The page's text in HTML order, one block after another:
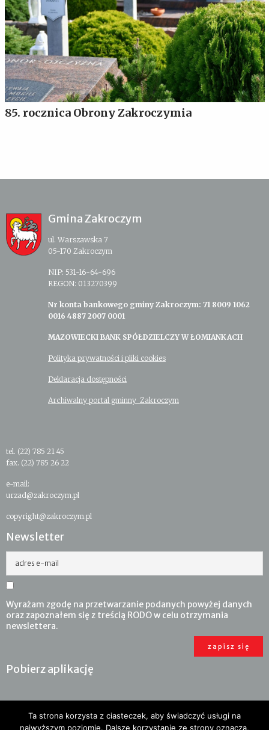
85. rocznica Obrony Zakroczymia
Gmina Zakroczym
ul. Warszawska 7
05-170 Zakroczym
NIP: 531-16-64-696
REGON: 013270399
Nr konta bankowego gminy Zakroczym: 71 8009 1062
0016 4887 2007 0001
MAZOWIECKI BANK SPÓŁDZIELCZY W ŁOMIANKACH
Polityka prywatności i pliki cookies
Deklaracja dostępności
Archiwalny portal gminny Zakroczym
tel. (22) 785 21 45
fax. (22) 785 26 22
e-mail:
urzad@zakroczym.pl
copyright@zakroczym.pl
Newsletter
adres e-mail
Wyrażam zgodę na przetwarzanie podanych powyżej danych
oraz zapoznałem się z treścią RODO w celu otrzymania
newslettera.
Pobierz aplikację
Ta strona korzysta z ciasteczek, aby świadczyć usługi na
najwyższym poziomie. Dalsze korzystanie ze strony oznacza,